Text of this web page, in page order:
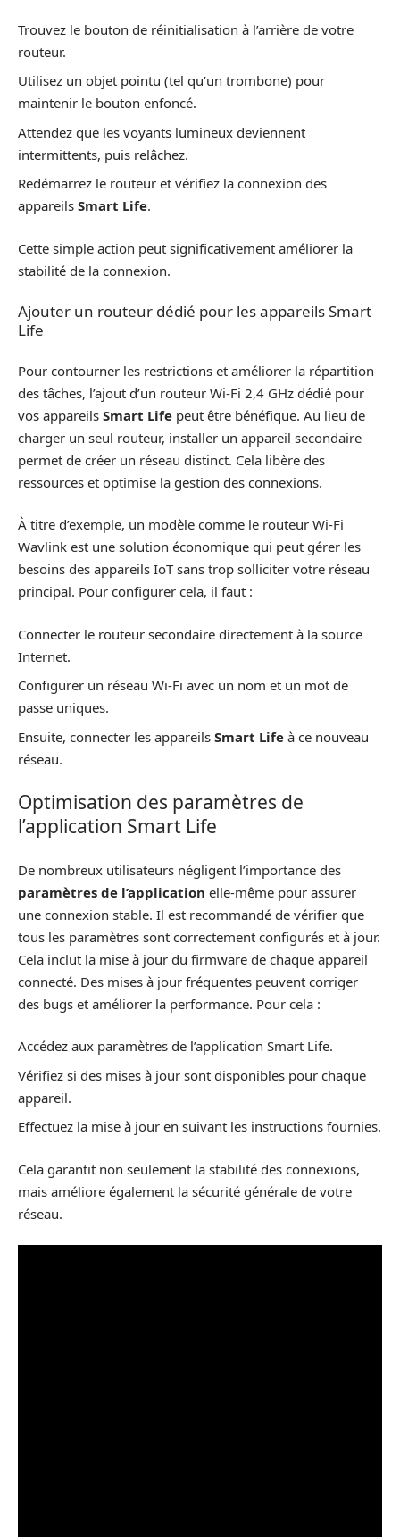
Trouvez le bouton de réinitialisation à l’arrière de votre
routeur.
Utilisez un objet pointu (tel qu’un trombone) pour
maintenir le bouton enfoncé.
Attendez que les voyants lumineux deviennent
intermittents, puis relâchez.
Redémarrez le routeur et vérifiez la connexion des
appareils Smart Life.
Cette simple action peut significativement améliorer la
stabilité de la connexion.
Ajouter un routeur dédié pour les appareils Smart
Life
Pour contourner les restrictions et améliorer la répartition
des tâches, l’ajout d’un routeur Wi-Fi 2,4 GHz dédié pour
vos appareils Smart Life peut être bénéfique. Au lieu de
charger un seul routeur, installer un appareil secondaire
permet de créer un réseau distinct. Cela libère des
ressources et optimise la gestion des connexions.
À titre d’exemple, un modèle comme le routeur Wi-Fi
Wavlink est une solution économique qui peut gérer les
besoins des appareils IoT sans trop solliciter votre réseau
principal. Pour configurer cela, il faut :
Connecter le routeur secondaire directement à la source
Internet.
Configurer un réseau Wi-Fi avec un nom et un mot de
passe uniques.
Ensuite, connecter les appareils Smart Life à ce nouveau
réseau.
Optimisation des paramètres de
l’application Smart Life
De nombreux utilisateurs négligent l’importance des
paramètres de l’application elle-même pour assurer
une connexion stable. Il est recommandé de vérifier que
tous les paramètres sont correctement configurés et à jour.
Cela inclut la mise à jour du firmware de chaque appareil
connecté. Des mises à jour fréquentes peuvent corriger
des bugs et améliorer la performance. Pour cela :
Accédez aux paramètres de l’application Smart Life.
Vérifiez si des mises à jour sont disponibles pour chaque
appareil.
Effectuez la mise à jour en suivant les instructions fournies.
Cela garantit non seulement la stabilité des connexions,
mais améliore également la sécurité générale de votre
réseau.